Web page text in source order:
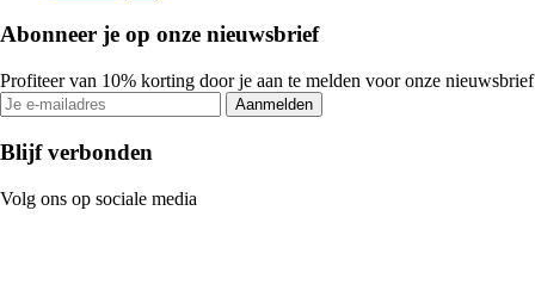
Abonneer je op onze nieuwsbrief
Profiteer van 10% korting door je aan te melden voor onze nieuwsbrief
Aanmelden
Blijf verbonden
Volg ons op sociale media